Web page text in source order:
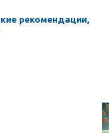
рекомендации,